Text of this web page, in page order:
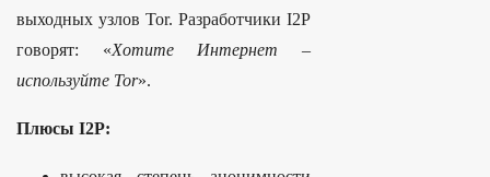
выходных узлов Тоr. Разработчики I2P
говорят: «Хотите Интернет –
используйте Тоr».
Плюсы I2P: